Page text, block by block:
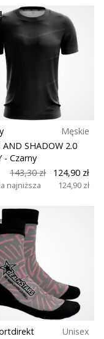
Męskie
AND SHADOW 2.0
- Czarny
143,30 zł
124,90 zł
najniższa 124,90 zł
Unisex